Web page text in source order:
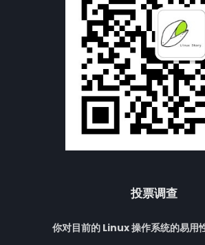
投票调查
你对目前的 Linux 操作系统的易用